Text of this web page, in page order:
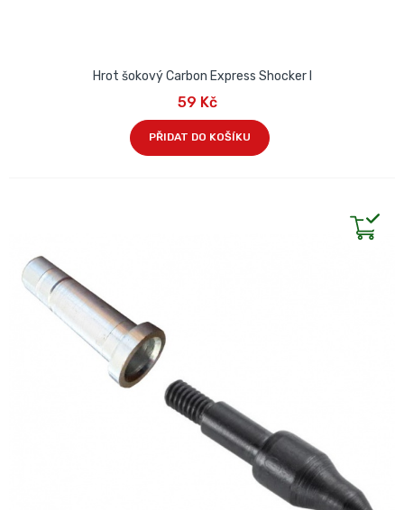
Hrot šokový Carbon Express Shocker I
59 Kč
PŘIDAT DO KOŠÍKU